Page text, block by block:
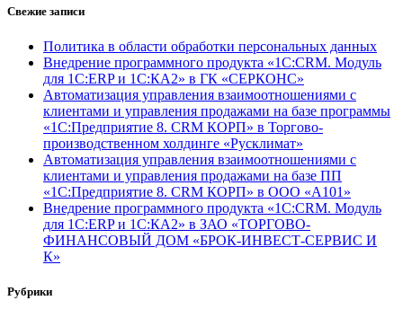
Свежие записи
Политика в области обработки персональных данных
Внедрение программного продукта «1С:CRM. Модуль
для 1С:ERP и 1С:КА2» в ГК «СЕРКОНС»
Автоматизация управления взаимоотношениями с
клиентами и управления продажами на базе программы
«1С:Предприятие 8. CRM КОРП» в Торгово-
производственном холдинге «Русклимат»
Автоматизация управления взаимоотношениями с
клиентами и управления продажами на базе ПП
«1С:Предприятие 8. CRM КОРП» в ООО «А101»
Внедрение программного продукта «1С:CRM. Модуль
для 1С:ERP и 1С:КА2» в ЗАО «ТОРГОВО-
ФИНАНСОВЫЙ ДОМ «БРОК-ИНВЕСТ-СЕРВИС И
К»
Рубрики